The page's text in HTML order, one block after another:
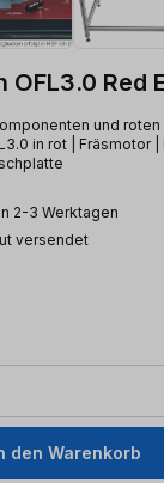
Red
und roten
in rot | Fräsmotor |
2-3 Werktagen
versendet
den Warenkorb